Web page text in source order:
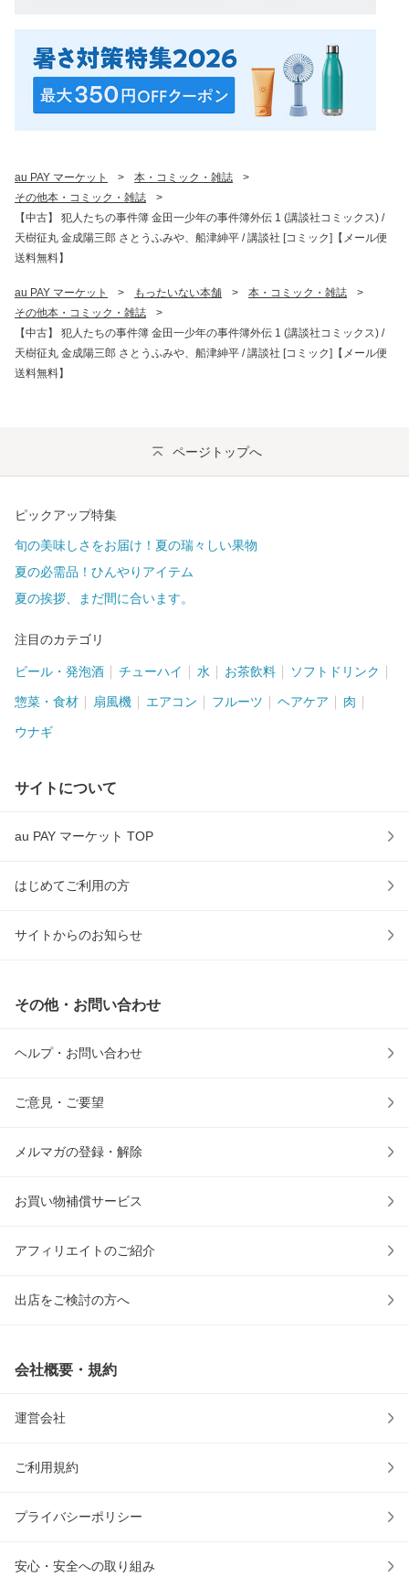
au PAY マーケット > 本・コミック・雑誌
>
その他本・コミック・雑誌
>
【中古】 犯人たちの事件簿 金田一少年の事件簿外伝 1 (講談社コミックス) /
天樹征丸 金成陽三郎 さとうふみや、船津紳平 / 講談社 [コミック]【メール便
送料無料】
au PAY マーケット > もったいない本舗 > 本・コミック・雑誌
>
その他本・コミック・雑誌
>
【中古】 犯人たちの事件簿 金田一少年の事件簿外伝 1 (講談社コミックス) /
天樹征丸 金成陽三郎 さとうふみや、船津紳平 / 講談社 [コミック]【メール便
送料無料】
ページトップへ
ピックアップ特集
旬の美味しさをお届け！夏の瑞々しい果物
夏の必需品！ひんやりアイテム
夏の挨拶、まだ間に合います。
注目のカテゴリ
ビール・発泡酒 チューハイ 水 お茶飲料 ソフトドリンク
惣菜・食材 扇風機 エアコン フルーツ ヘアケア 肉
ウナギ
サイトについて
au PAY マーケット TOP
はじめてご利用の方
サイトからのお知らせ
その他・お問い合わせ
ヘルプ・お問い合わせ
ご意見・ご要望
メルマガの登録・解除
お買い物補償サービス
アフィリエイトのご紹介
出店をご検討の方へ
会社概要・規約
運営会社
ご利用規約
プライバシーポリシー
安心・安全への取り組み